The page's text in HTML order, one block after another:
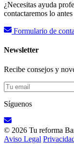
¿Necesitas ayuda
contactaremos lo
Formulario de
Newsletter
Recibe consejos y
Síguenos
© 2026 Tu reforma
Aviso Legal